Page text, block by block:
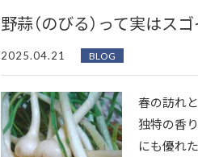
野蒜（のびる）って実はス
2025.04.21 BLOG
春の訪れ
独特の香
にも優れ